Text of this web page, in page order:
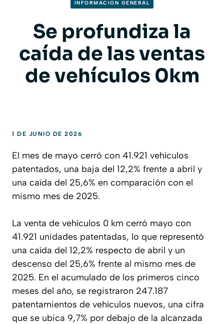
INFORMACION GENERAL
Se profundiza la
caída de las ventas
de vehículos 0km
1 DE JUNIO DE 2026
El mes de mayo cerró con 41.921 vehículos
patentados, una baja del 12,2% frente a abril y
una caída del 25,6% en comparación con el
mismo mes de 2025.
La venta de vehículos 0 km cerró mayo con
41.921 unidades patentadas, lo que representó
una caída del 12,2% respecto de abril y un
descenso del 25,6% frente al mismo mes de
2025. En el acumulado de los primeros cinco
meses del año, se registraron 247.187
patentamientos de vehículos nuevos, una cifra
que se ubica 9,7% por debajo de la alcanzada